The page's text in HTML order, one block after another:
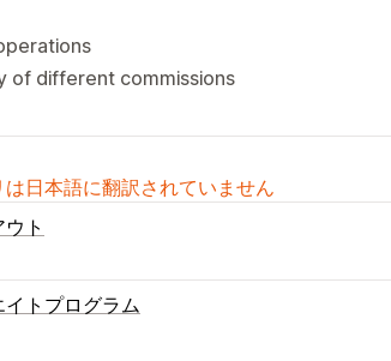
of different commissions
は日本語に翻訳されていません
ト
トプログラム